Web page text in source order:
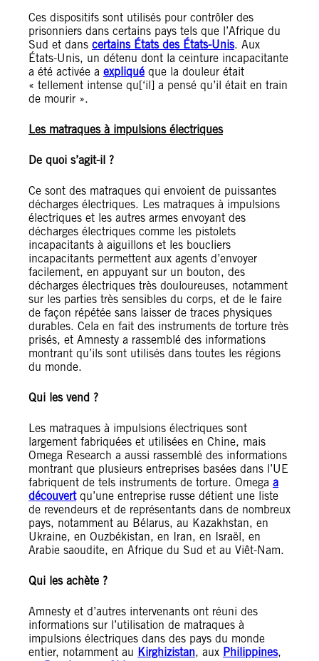
Ces dispositifs sont utilisés pour contrôler des
prisonniers dans certains pays tels que l’Afrique du
Sud et dans certains États des États-Unis. Aux
États-Unis, un détenu dont la ceinture incapacitante
a été activée a expliqué que la douleur était
« tellement intense qu[‘il] a pensé qu’il était en train
de mourir ».
Les matraques à impulsions électriques
De quoi s’agit-il ?
Ce sont des matraques qui envoient de puissantes
décharges électriques. Les matraques à impulsions
électriques et les autres armes envoyant des
décharges électriques comme les pistolets
incapacitants à aiguillons et les boucliers
incapacitants permettent aux agents d’envoyer
facilement, en appuyant sur un bouton, des
décharges électriques très douloureuses, notamment
sur les parties très sensibles du corps, et de le faire
de façon répétée sans laisser de traces physiques
durables. Cela en fait des instruments de torture très
prisés, et Amnesty a rassemblé des informations
montrant qu’ils sont utilisés dans toutes les régions
du monde.
Qui les vend ?
Les matraques à impulsions électriques sont
largement fabriquées et utilisées en Chine, mais
Omega Research a aussi rassemblé des informations
montrant que plusieurs entreprises basées dans l’UE
fabriquent de tels instruments de torture. Omega a
découvertqu’une entreprise russe détient une liste
de revendeurs et de représentants dans de nombreux
pays, notamment au Bélarus, au Kazakhstan, en
Ukraine, en Ouzbékistan, en Iran, en Israël, en
Arabie saoudite, en Afrique du Sud et au Viêt-Nam.
Qui les achète ?
Amnesty et d’autres intervenants ont réuni des
informations sur l’utilisation de matraques à
impulsions électriques dans des pays du monde
entier, notamment au Kirghizistan, aux Philippines,